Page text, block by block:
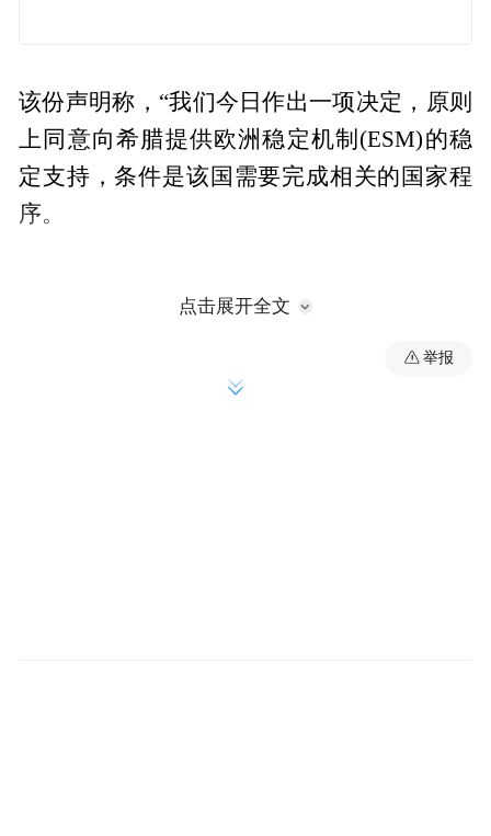
该份声明称，“我们今日作出一项决定，原则
上同意向希腊提供欧洲稳定机制(ESM)的稳
定支持，条件是该国需要完成相关的国家程
序。
声明指出，“如果完成相关的国家程序，并且
权机构将开始快速协商一份谅解备忘录，详
点击展开全文
举报